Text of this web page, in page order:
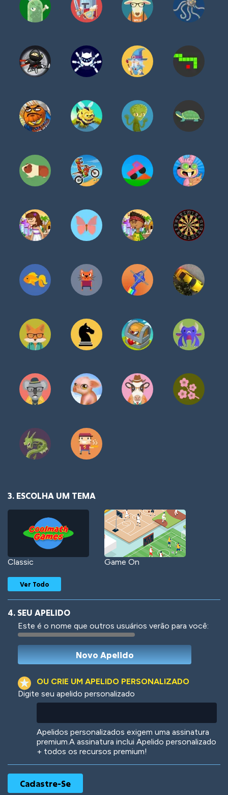
3. ESCOLHA UM TEMA
Classic Game On
Woof Jungle Cats
Ver Todo
4. SEU APELIDO
Este é o nome que outros usuários verão para você:
OU CRIE UM APELIDO PERSONALIZADO
Digite seu apelido personalizado
Apelidos personalizados exigem uma assinatura
premium.A assinatura inclui Apelido personalizado
+ todos os recursos premium!